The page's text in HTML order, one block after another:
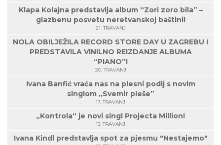
Klapa Kolajna predstavlja album “Zori zoro bila” –
glazbenu posvetu neretvanskoj baštini!
21. TRAVANJ
NOLA OBILJEŽILA RECORD STORE DAY U ZAGREBU I
PREDSTAVILA VINILNO REIZDANJE ALBUMA
“PIANO”!
20. TRAVANJ
Ivana Banfić vraća nas na plesni podij s novim
singlom „Svemir pleše”
17. TRAVANJ
„Kontrola“ je novi singl Projecta Million!
13. TRAVANJ
Ivana Kindl predstavlja spot za pjesmu "Nestajemo"